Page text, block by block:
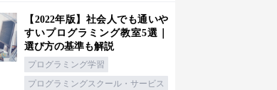
【2022年版】社会人でも通いや
すいプログラミング教室5選｜
選び方の基準も解説
プログラミング学習
プログラミングスクール・サービス